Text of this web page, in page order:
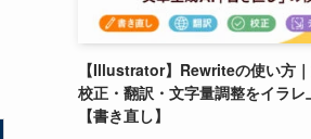
【Illustrator】Rewriteの使い方
校正・翻訳・文字量調整をイラ
【書き直し】